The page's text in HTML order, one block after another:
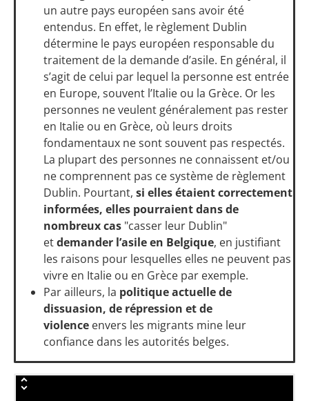
un autre pays européen sans avoir été
entendus. En effet, le règlement Dublin
détermine le pays européen responsable du
traitement de la demande d’asile. En général, il
s’agit de celui par lequel la personne est entrée
en Europe, souvent l’Italie ou la Grèce. Or les
personnes ne veulent généralement pas rester
en Italie ou en Grèce, où leurs droits
fondamentaux ne sont souvent pas respectés.
La plupart des personnes ne connaissent et/ou
ne comprennent pas ce système de règlement
Dublin. Pourtant, si elles étaient correctement
informées, elles pourraient dans de
nombreux cas "casser leur Dublin"
etdemander l’asile en Belgique, en justifiant
les raisons pour lesquelles elles ne peuvent pas
vivre en Italie ou en Grèce par exemple.
Par ailleurs, la politique actuelle de
dissuasion, de répression et de
violence envers les migrants mine leur
confiance dans les autorités belges.